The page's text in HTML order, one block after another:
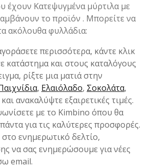
έχουν Κατεψυγμένα μύρτιλα με
το προϊόν . Μπορείτε να
ακόλουθα φυλλάδια:
περισσότερα, κάντε κλικ
κατάστημα και στους καταλόγους
ρίξτε μια ματιά στην
, Ελαιόλαδο, Σοκολάτα,
και ανακαλύψτε εξαιρετικές τιμές.
με το Kimbino όπου θα
για τις καλύτερες προσφορές.
στο ενημερωτικό δελτίο,
να σας ενημερώσουμε για νέες
email.